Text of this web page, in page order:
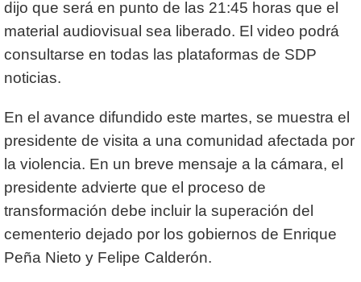
dijo que será en punto de las 21:45 horas que el
material audiovisual sea liberado. El video podrá
consultarse en todas las plataformas de SDP
noticias.
En el avance difundido este martes, se muestra el
presidente de visita a una comunidad afectada por
la violencia. En un breve mensaje a la cámara, el
presidente advierte que el proceso de
transformación debe incluir la superación del
cementerio dejado por los gobiernos de Enrique
Peña Nieto y Felipe Calderón.